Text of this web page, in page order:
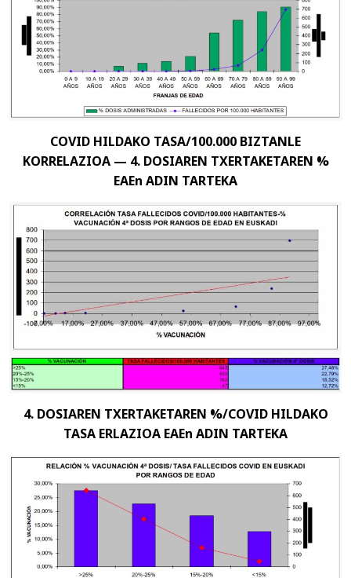
COVID HILDAKO TASA/100.000 BIZTANLE
KORRELAZIOA — 4. DOSIAREN TXERTAKETAREN %
EAEn ADIN TARTEKA
4. DOSIAREN TXERTAKETAREN %/COVID HILDAKO
TASA ERLAZIOA EAEn ADIN TARTEKA